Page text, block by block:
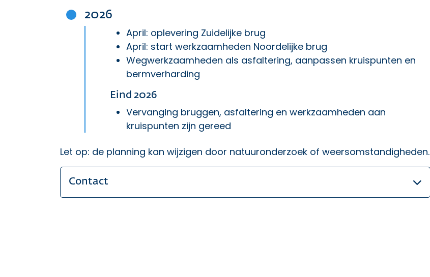
2026
April: oplevering Zuidelijke brug
April: start werkzaamheden Noordelijke brug
Wegwerkzaamheden als asfaltering, aanpassen kruispunten en
bermverharding
Eind 2026
Vervanging bruggen, asfaltering en werkzaamheden aan
kruispunten zijn gereed
Let op: de planning kan wijzigen door natuuronderzoek of weersomstandigheden.
Contact